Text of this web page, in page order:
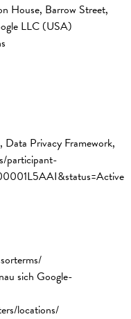
House, Barrow Street,
LLC (USA)
Data Privacy Framework,
participant-
sich Google-
locations/